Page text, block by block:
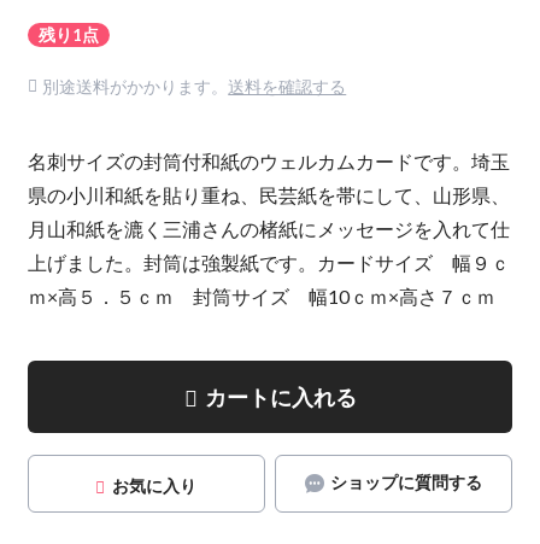
残り1点
別途送料がかかります。 送料を確認する
名刺サイズの封筒付和紙のウェルカムカードです。埼玉
県の小川和紙を貼り重ね、民芸紙を帯にして、山形県、
月山和紙を漉く三浦さんの楮紙にメッセージを入れて仕
上げました。封筒は強製紙です。カードサイズ 幅９ｃ
ｍ×高５．５ｃｍ 封筒サイズ 幅10ｃｍ×高さ７ｃｍ
カートに入れる
お気に入り ショップに質問する